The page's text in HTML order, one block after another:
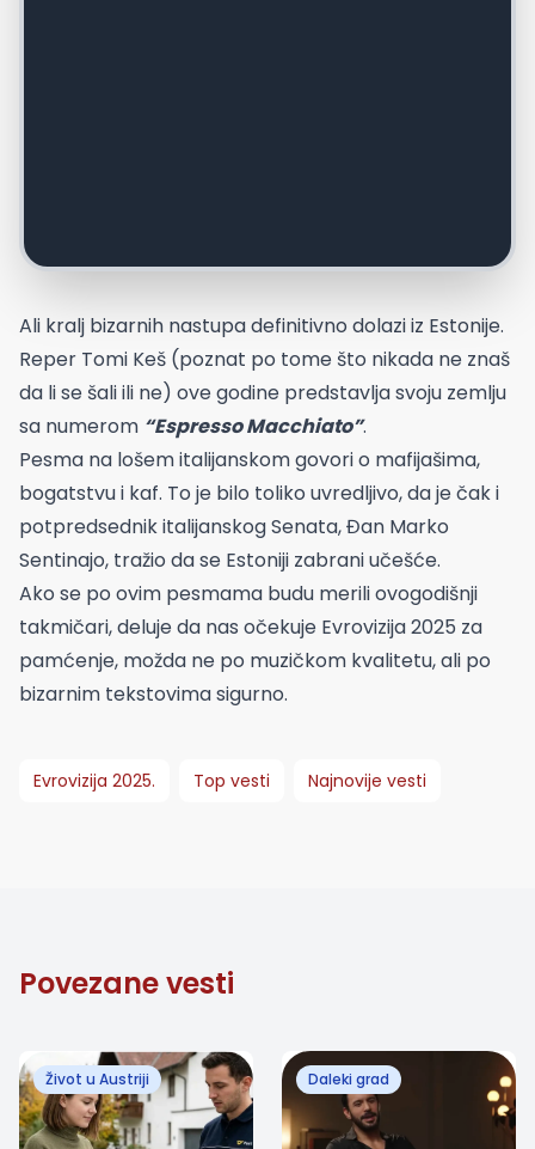
Ali kralj bizarnih nastupa definitivno dolazi iz Estonije.
Reper Tomi Keš (poznat po tome što nikada ne znaš
da li se šali ili ne) ove godine predstavlja svoju zemlju
sa numerom “Espresso Macchiato”.
Pesma na lošem italijanskom govori o mafijašima,
bogatstvu i kaf. To je bilo toliko uvredljivo, da je čak i
potpredsednik italijanskog Senata, Đan Marko
Sentinajo, tražio da se Estoniji zabrani učešće.
Ako se po ovim pesmama budu merili ovogodišnji
takmičari, deluje da nas očekuje Evrovizija 2025 za
pamćenje, možda ne po muzičkom kvalitetu, ali po
bizarnim tekstovima sigurno.
Evrovizija 2025. Top vesti Najnovije vesti
Povezane vesti
Život u Austriji Daleki grad